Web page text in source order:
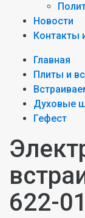
Новости
Контакты
Главная
Плиты и
Духовые
Гефест
622-